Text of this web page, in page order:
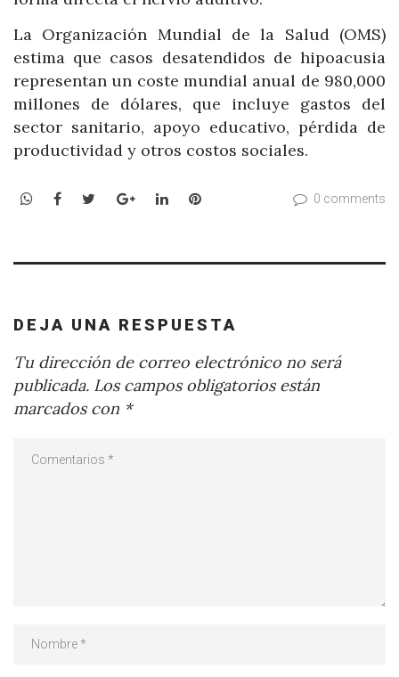
La Organización Mundial de la Salud (OMS)
estima que casos desatendidos de hipoacusia
representan un coste mundial anual de 980,000
millones de dólares, que incluye gastos del
sector sanitario, apoyo educativo, pérdida de
productividad y otros costos sociales.
WhatsApp
Facebook
TwitterGoogle+LinkedInPinterest 0 comments
DEJA UNA RESPUESTA
Tu dirección de correo electrónico no será
publicada. Los campos obligatorios están
marcados con *